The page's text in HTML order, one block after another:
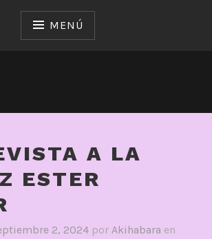
MENÚ
A LA
ESTER
2, 2024 por Akihabara en